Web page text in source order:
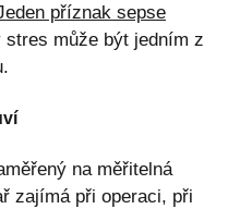
příznak sepse
může být jedním z
na měřitelná
zajímá při operaci, při